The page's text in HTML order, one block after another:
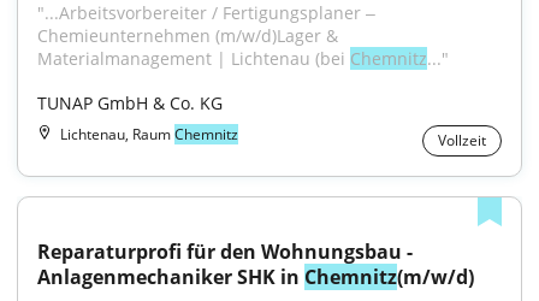
"...Arbeitsvorbereiter / Fertigungsplaner ‒
Chemieunternehmen (m/w/d)Lager &
Materialmanagement | Lichtenau (bei Chemnitz..."
TUNAP GmbH & Co. KG
Lichtenau, RaumChemnitz Vollzeit
Reparaturprofi für den Wohnungsbau -
Anlagenmechaniker SHK in Chemnitz(m/w/d)